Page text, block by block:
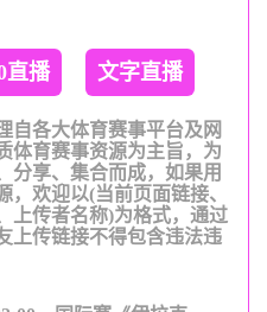
直播 文字直播
自各大体育赛事平台及网
体育赛事资源为主旨，为
分享、集合而成，如果用
欢迎以(当前页面链接、
上传者名称)为格式，通过
上传链接不得包含违法违